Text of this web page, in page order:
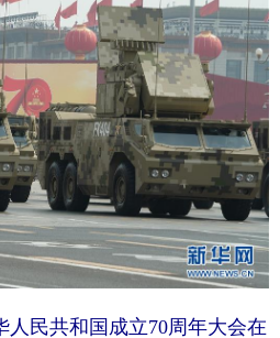
人民共和国成立70周年大会在